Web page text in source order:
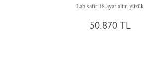
Lab safir 18 ayar altın yüzük
50.870 TL